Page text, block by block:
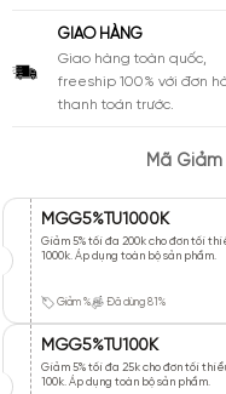
GIAO HÀNG
Giao hàng toàn quốc,
freeship 100% với đơn
thanh toán trước.
Mã
MGG5%TU1000K
Giảm 5% tối đa 200k cho đơn tối
1000k. Áp dụng toàn bộ sản phẩm.
Giảm % Đã dùng 81%
MGG5%TU100K
Giảm 5% tối đa 25k cho đơn tối
100k. Áp dụng toàn bộ sản phẩm.